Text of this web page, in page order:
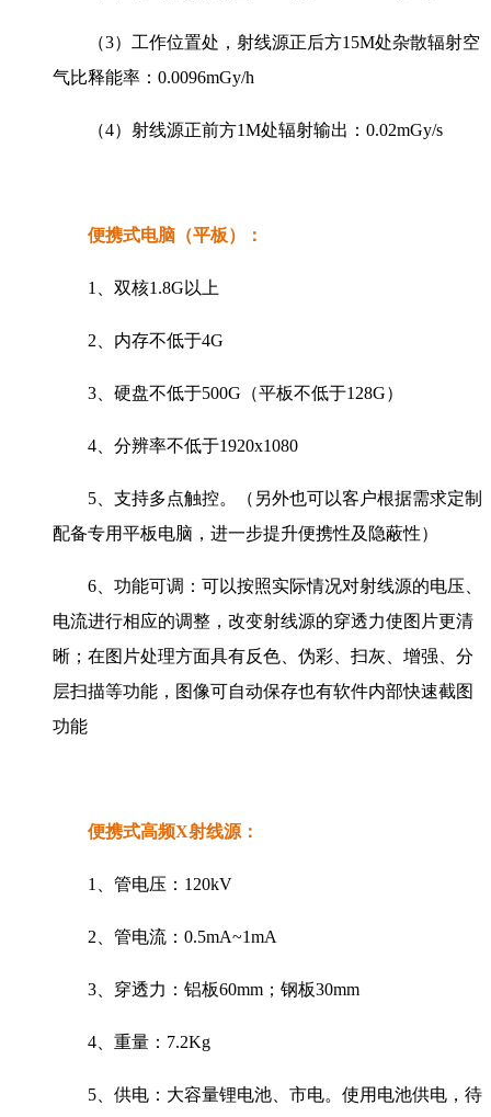
（3）工作位置处，射线源正后方15M处杂散辐射空
气比释能率：0.0096mGy/h
（4）射线源正前方1M处辐射输出：0.02mGy/s
便携式电脑（平板）：
1、双核1.8G以上
2、内存不低于4G
3、硬盘不低于500G（平板不低于128G）
4、分辨率不低于1920x1080
5、支持多点触控。（另外也可以客户根据需求定制
配备专用平板电脑，进一步提升便携性及隐蔽性）
6、功能可调：可以按照实际情况对射线源的电压、
电流进行相应的调整，改变射线源的穿透力使图片更清
晰；在图片处理方面具有反色、伪彩、扫灰、增强、分
层扫描等功能，图像可自动保存也有软件内部快速截图
功能
便携式高频X射线源：
1、管电压：120kV
2、管电流：0.5mA~1mA
3、穿透力：铝板60mm；钢板30mm
4、重量：7.2Kg
5、供电：大容量锂电池、市电。使用电池供电，待